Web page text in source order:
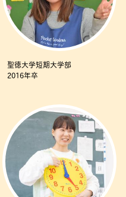
聖徳大学短期大学部
2016年卒